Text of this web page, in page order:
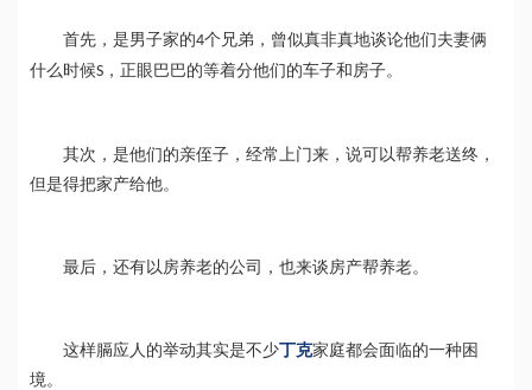
首先，是男子家的4个兄弟，曾似真非真地谈论他们夫妻俩
什么时候S ，正眼巴巴的等着分他们的车子和房子。
其次，是他们的亲侄子，经常上门来，说可以帮养老送终，
但是得把家产给他。
最后，还有以房养老的公司，也来谈房产帮养老。
这样膈应人的举动其实是不少丁克家庭都会面临的一种困
境。